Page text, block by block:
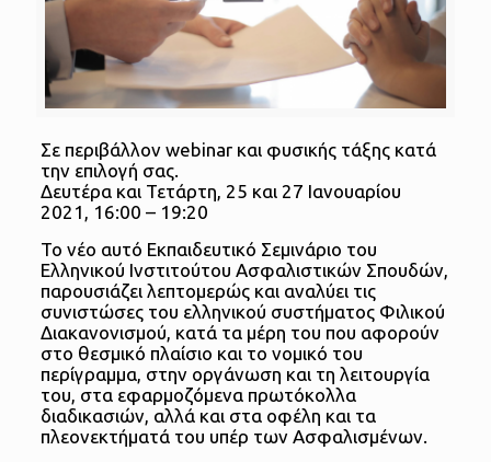
Σε περιβάλλον webinar και φυσικής τάξης κατά
την επιλογή σας.
Δευτέρα και Τετάρτη, 25 και 27 Ιανουαρίου
2021, 16:00 – 19:20
Το νέο αυτό Εκπαιδευτικό Σεμινάριο του
Ελληνικού Ινστιτούτου Ασφαλιστικών Σπουδών,
παρουσιάζει λεπτομερώς και αναλύει τις
συνιστώσες του ελληνικού συστήματος Φιλικού
Διακανονισμού, κατά τα μέρη του που αφορούν
στο θεσμικό πλαίσιο και το νομικό του
περίγραμμα, στην οργάνωση και τη λειτουργία
του, στα εφαρμοζόμενα πρωτόκολλα
διαδικασιών, αλλά και στα οφέλη και τα
πλεονεκτήματά του υπέρ των Ασφαλισμένων.